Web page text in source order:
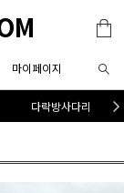
마이페이지
다락방사다리